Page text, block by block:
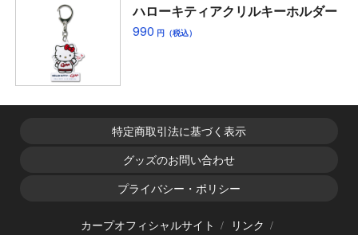
ハローキティアクリルキーホルダー
990 円（税込）
特定商取引法に基づく表示
グッズのお問い合わせ
プライバシー・ポリシー
カープオフィシャルサイト
リンク